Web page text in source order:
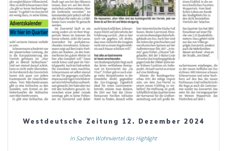
Westdeutsche Zeitung 12. Dezember 2024
In Sachen Wohnviertel das Highlight